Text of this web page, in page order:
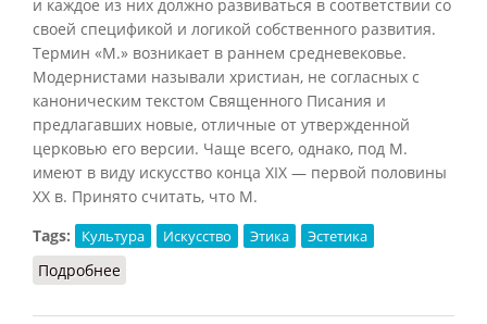
и каждое из них должно развиваться в соответствии со
своей спецификой и логикой собственного развития.
Термин «М.» возникает в раннем средневековье.
Модернистами называли христиан, не согласных с
каноническим текстом Священного Писания и
предлагавших новые, отличные от утвержденной
церковью его версии. Чаще всего, однако, под М.
имеют в виду искусство конца XIX — первой половины
XX в. Принято считать, что М.
Tags:
Культура Искусство Этика Эстетика
Подробнее